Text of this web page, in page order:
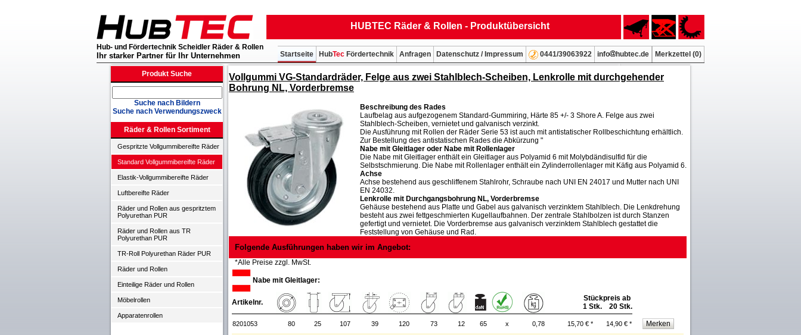
HUBTEC Räder & Rollen - Produktübersicht
Hub- und Fördertechnik Scheidler Räder & Rollen
Ihr starker Partner für Ihr Unternehmen Merkzettel (0)
info hubtec.de
0441/39063922
Datenschutz / Impressum
Anfragen
HubTec Fördertechnik
Startseite
Produkt Suche
Suche nach Bildern
Suche nach Verwendungszweck
Räder & Rollen Sortiment
Gespritzte Vollgummibereifte Räder
Standard Vollgummibereifte Räder
Elastik-Vollgummibereifte Räder
Luftbereifte Räder
Räder und Rollen aus gespritztem
Polyurethan PUR
Räder und Rollen aus TR
Polyurethan PUR
TR-Roll Polyurethan Räder PUR
Räder und Rollen
Einteilige Räder und Rollen
Möbelrollen
Apparatenrollen
Vollgummi VG-Standardräder, Felge aus zwei Stahlblech-Scheiben, Lenkrolle mit durchgehender
Bohrung NL, Vorderbremse
Beschreibung des Rades
Laufbelag aus aufgezogenem Standard-Gummiring, Härte 85 +/- 3 Shore A. Felge aus zwei
Stahlblech-Scheiben, vernietet und galvanisch verzinkt.
Die Ausführung mit Rollen der Räder Serie 53 ist auch mit antistatischer Rollbeschichtung erhältlich.
Zur Bestellung des antistatischen Rades die Abkürzung "
Nabe mit Gleitlager oder Nabe mit Rollenlager
Die Nabe mit Gleitlager enthält ein Gleitlager aus Polyamid 6 mit Molybdändisulfid für die
Selbstschmierung. Die Nabe mit Rollenlager enthält ein Zylinderrollenlager mit Käfig aus Polyamid 6.
Achse
Achse bestehend aus geschliffenem Stahlrohr, Schraube nach UNI EN 24017 und Mutter nach UNI
EN 24032.
Lenkrolle mit Durchgangsbohrung NL, Vorderbremse
Gehäuse bestehend aus Platte und Gabel aus galvanisch verzinktem Stahlblech. Die Lenkdrehung
besteht aus zwei fettgeschmierten Kugellaufbahnen. Der zentrale Stahlbolzen ist durch Stanzen
gefertigt und vernietet. Die Vorderbremse aus galvanisch verzinktem Stahlblech gestattet die
Feststellung von Gehäuse und Rad.
Folgende Ausführungen haben wir im Angebot:
*Alle Preise zzgl. MwSt.
Nabe mit Gleitlager:
Artikelnr.
Stückpreis ab
1 Stk. 20 Stk.
8201053 80 25 107 39 120 73 12 65 x 0,78 15,70 € * 14,90 € *